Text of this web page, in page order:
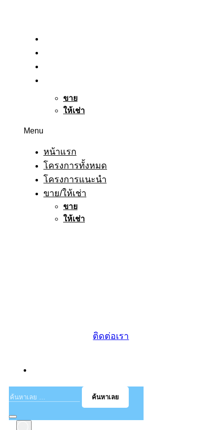
ขาย
ให้เช่า
Menu
หน้าแรก
โครงการทั้งหมด
โครงการแนะนำ
ขาย/ให้เช่า
ขาย
ให้เช่า
ติดต่อเรา
ค้นหาเลย